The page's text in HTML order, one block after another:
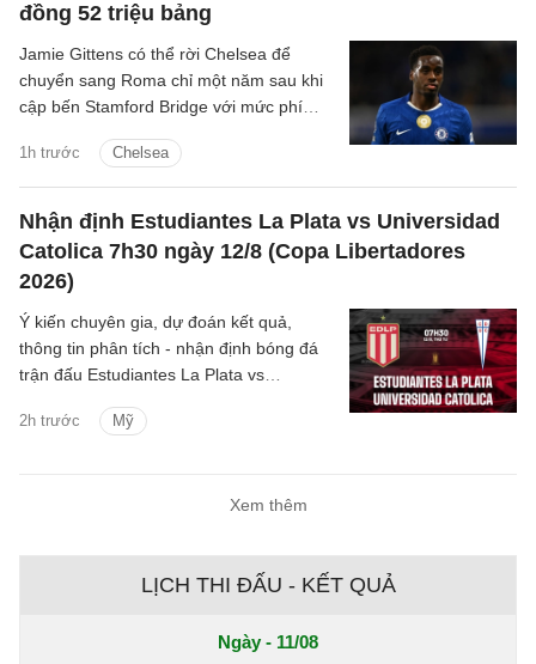
đồng 52 triệu bảng
1h trước Chelsea
Jamie Gittens có thể rời Chelsea để
chuyển sang Roma chỉ một năm sau khi
cập bến Stamford Bridge với mức phí
Nhận định Estudiantes La Plata vs Universidad
Catolica 7h30 ngày 12/8 (Copa Libertadores
2026)
2h trước Mỹ
Ý kiến chuyên gia, dự đoán kết quả,
thông tin phân tích - nhận định bóng đá
trận đấu Estudiantes La Plata vs
Mỹ/Copa Libertadores 2026 hôm nay.
Xem thêm
LỊCH THI ĐẤU - KẾT QUẢ
Ngày - 11/08